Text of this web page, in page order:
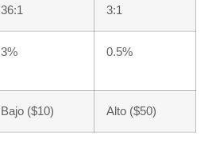
36:1 3:1
3% 0.5%
Bajo ($10) Alto ($50)